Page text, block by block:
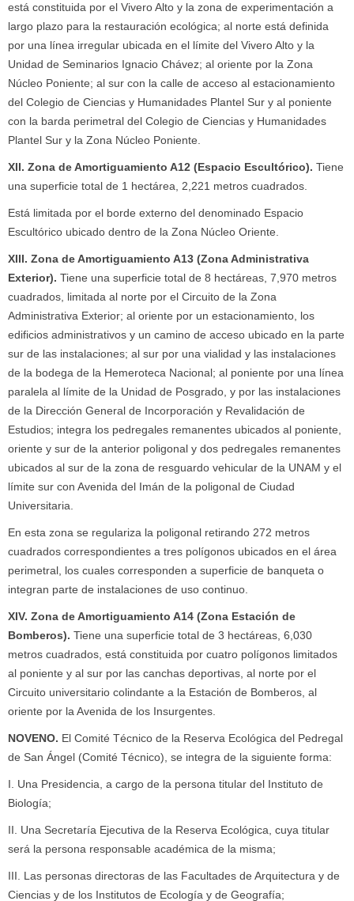
está constituida por el Vivero Alto y la zona de experimentación a
largo plazo para la restauración ecológica; al norte está definida
por una línea irregular ubicada en el límite del Vivero Alto y la
Unidad de Seminarios Ignacio Chávez; al oriente por la Zona
Núcleo Poniente; al sur con la calle de acceso al estacionamiento
del Colegio de Ciencias y Humanidades Plantel Sur y al poniente
con la barda perimetral del Colegio de Ciencias y Humanidades
Plantel Sur y la Zona Núcleo Poniente.
XII. Zona de Amortiguamiento A12 (Espacio Escultórico). Tiene
una superficie total de 1 hectárea, 2,221 metros cuadrados.
Está limitada por el borde externo del denominado Espacio
Escultórico ubicado dentro de la Zona Núcleo Oriente.
XIII. Zona de Amortiguamiento A13 (Zona Administrativa
Exterior). Tiene una superficie total de 8 hectáreas, 7,970 metros
cuadrados, limitada al norte por el Circuito de la Zona
Administrativa Exterior; al oriente por un estacionamiento, los
edificios administrativos y un camino de acceso ubicado en la parte
sur de las instalaciones; al sur por una vialidad y las instalaciones
de la bodega de la Hemeroteca Nacional; al poniente por una línea
paralela al límite de la Unidad de Posgrado, y por las instalaciones
de la Dirección General de Incorporación y Revalidación de
Estudios; integra los pedregales remanentes ubicados al poniente,
oriente y sur de la anterior poligonal y dos pedregales remanentes
ubicados al sur de la zona de resguardo vehicular de la UNAM y el
límite sur con Avenida del Imán de la poligonal de Ciudad
Universitaria.
En esta zona se regulariza la poligonal retirando 272 metros
cuadrados correspondientes a tres polígonos ubicados en el área
perimetral, los cuales corresponden a superficie de banqueta o
integran parte de instalaciones de uso continuo.
XIV. Zona de Amortiguamiento A14 (Zona Estación de
Bomberos). Tiene una superficie total de 3 hectáreas, 6,030
metros cuadrados, está constituida por cuatro polígonos limitados
al poniente y al sur por las canchas deportivas, al norte por el
Circuito universitario colindante a la Estación de Bomberos, al
oriente por la Avenida de los Insurgentes.
NOVENO. El Comité Técnico de la Reserva Ecológica del Pedregal
de San Ángel (Comité Técnico), se integra de la siguiente forma:
I. Una Presidencia, a cargo de la persona titular del Instituto de
Biología;
II. Una Secretaría Ejecutiva de la Reserva Ecológica, cuya titular
será la persona responsable académica de la misma;
III. Las personas directoras de las Facultades de Arquitectura y de
Ciencias y de los Institutos de Ecología y de Geografía;